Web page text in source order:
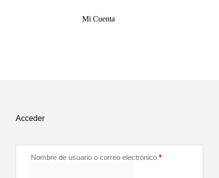
Mi Cuenta
Acceder
Nombre de usuario o correo electrónico*